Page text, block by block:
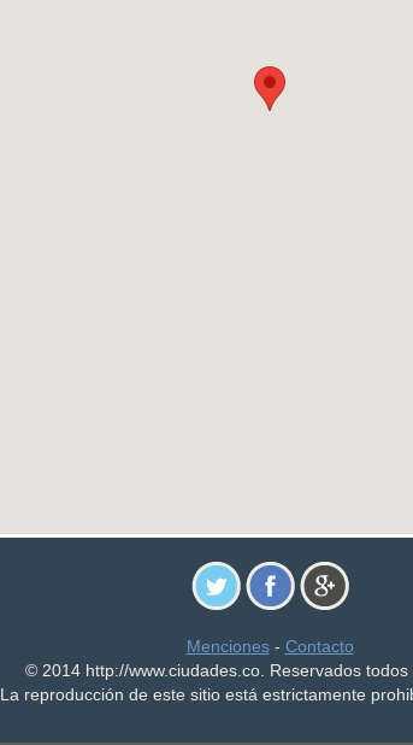
Menciones- Contacto
© 2014 http://www.ciudades.co. Reservados todos
La reproducción de este sitio está estrictamente